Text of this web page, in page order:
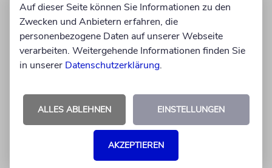
Der Swing-Musiker Andrej Hermlin sammelt
Oldtimer – und fährt sie, statt sie nur in der
Garage zu bewundern. Ein Besuch in Pankow
Auf dieser Seite können Sie Informationen zu den
Zwecken und Anbietern erfahren, die
personenbezogene Daten auf unserer Webseite
verarbeiten. Weitergehende Informationen finden Sie
in unserer Datenschutzerklärung.
ALLES ABLEHNEN EINSTELLUNGEN
AKZEPTIEREN